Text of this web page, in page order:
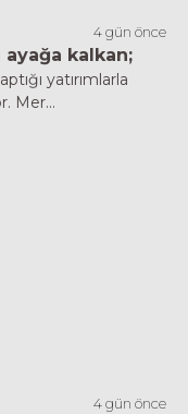
4 gün önce
kalkan;
yatırımlarla
Mer...
4 gün önce